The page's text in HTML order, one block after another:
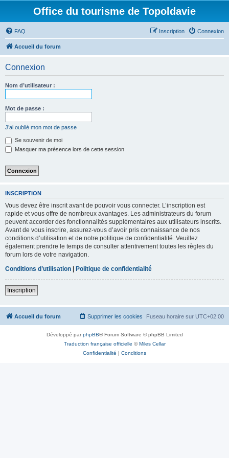
Office du tourisme de Topoldavie
FAQ Connexion
Inscription
Accueil du forum
Connexion
Nom d’utilisateur :
Mot de passe :
J’ai oublié mon mot de passe
Se souvenir de moi
Masquer ma présence lors de cette session
INSCRIPTION
Vous devez être inscrit avant de pouvoir vous connecter. L’inscription est
rapide et vous offre de nombreux avantages. Les administrateurs du forum
peuvent accorder des fonctionnalités supplémentaires aux utilisateurs inscrits.
Avant de vous inscrire, assurez-vous d’avoir pris connaissance de nos
conditions d’utilisation et de notre politique de confidentialité. Veuillez
également prendre le temps de consulter attentivement toutes les règles du
forum lors de votre navigation.
Conditions d’utilisation | Politique de confidentialité
Inscription
Accueil du forum Fuseau horaire sur UTC+02:00
Supprimer les cookies
Développé parphpBB® Forum Software © phpBB Limited
Traduction française officielle ©Miles Cellar
Confidentialité | Conditions